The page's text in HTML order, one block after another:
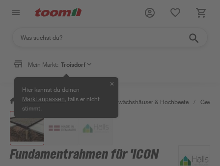
Mein Markt: Troisdorf
Hier kannst du deinen
Markt anpassen , falls er nicht
stimmt.
✕
/ Garten & Freizeit / Anzucht, Gewächshäuser & Hochbeete /
Fundamentrahmen für 'ICON